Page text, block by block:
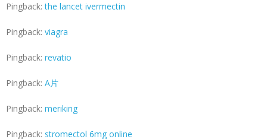
Pingback:the lancet ivermectin
Pingback: viagra
Pingback: revatio
Pingback: A片
Pingback: meriking
Pingback: stromectol 6mg online